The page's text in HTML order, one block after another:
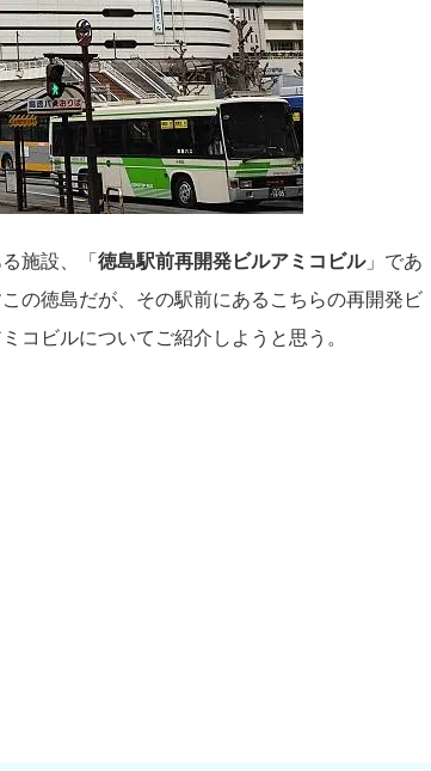
施設、「 徳島駅前再開発ビルアミコビル」であ
の徳島だが、その駅前にあるこちらの再開発ビ
コビルについてご紹介しようと思う。